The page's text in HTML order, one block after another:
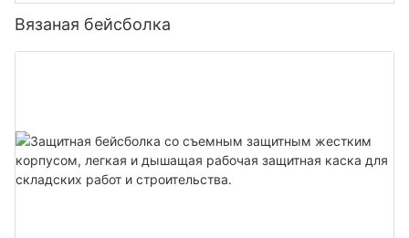
Вязаная бейсболка